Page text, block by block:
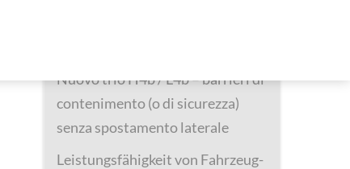
Nuovo trio H4b / L4b – barrieri di
contenimento (o di sicurezza)
senza spostamento laterale
Leistungsfähigkeit von Fahrzeug-